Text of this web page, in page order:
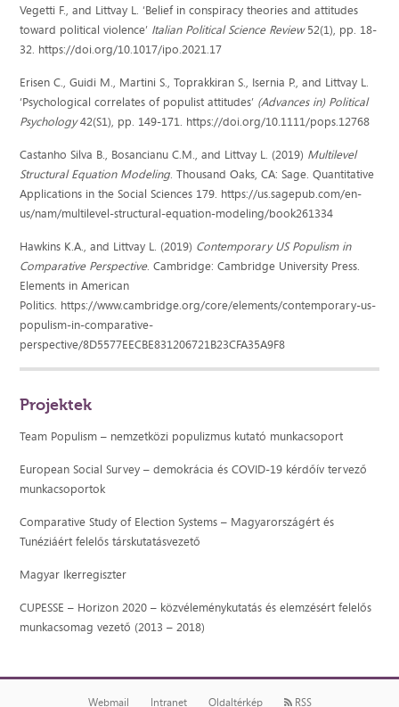
Vegetti F., and Littvay L. ‘Belief in conspiracy theories and attitudes
toward political violence’ Italian Political Science Review52(1), pp. 18-
32. https://doi.org/10.1017/ipo.2021.17
Erisen C., Guidi M., Martini S., Toprakkiran S., Isernia P., and Littvay L.
‘Psychological correlates of populist attitudes’ (Advances in) Political
Psychology42(S1), pp. 149-171. https://doi.org/10.1111/pops.12768
Castanho Silva B., Bosancianu C.M., and Littvay L. (2019) Multilevel
Structural Equation Modeling. Thousand Oaks, CA: Sage. Quantitative
Applications in the Social Sciences 179. https://us.sagepub.com/en-
us/nam/multilevel-structural-equation-modeling/book261334
Hawkins K.A., and Littvay L. (2019) Contemporary US Populism in
Comparative Perspective. Cambridge: Cambridge University Press.
Elements in American
Politics. https://www.cambridge.org/core/elements/contemporary-us-
populism-in-comparative-
perspective/8D5577EECBE831206721B23CFA35A9F8
Projektek
Team Populism – nemzetközi populizmus kutató munkacsoport
European Social Survey – demokrácia és COVID-19 kérdőív tervező
munkacsoportok
Comparative Study of Election Systems – Magyarországért és
Tunéziáért felelős társkutatásvezető
Magyar Ikerregiszter
CUPESSE – Horizon 2020 – közvéleménykutatás és elemzésért felelős
munkacsomag vezető (2013 – 2018)
Webmail Intranet Oldaltérkép RSS